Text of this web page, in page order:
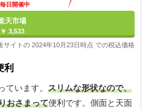
日開催中
天市場
￥ 3,533
イトの 2024年10月23日時点 での税込価格
利
ています。 スリムな形状なので、
おさまって便利です。側面と天面